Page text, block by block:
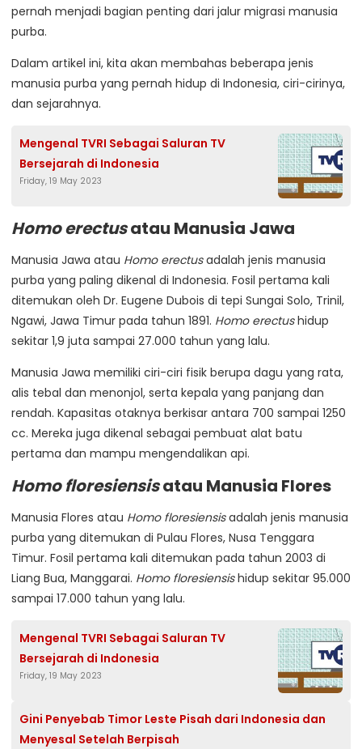
pernah menjadi bagian penting dari jalur migrasi manusia
purba.
Dalam artikel ini, kita akan membahas beberapa jenis
manusia purba yang pernah hidup di Indonesia, ciri-cirinya,
dan sejarahnya.
Mengenal TVRI Sebagai Saluran TV
Bersejarah di Indonesia
Friday, 19 May 2023
Homo erectusatau Manusia Jawa
Manusia Jawa atau Homo erectusadalah jenis manusia
purba yang paling dikenal di Indonesia. Fosil pertama kali
ditemukan oleh Dr. Eugene Dubois di tepi Sungai Solo, Trinil,
Ngawi, Jawa Timur pada tahun 1891. Homo erectushidup
sekitar 1,9 juta sampai 27.000 tahun yang lalu.
Manusia Jawa memiliki ciri-ciri fisik berupa dagu yang rata,
alis tebal dan menonjol, serta kepala yang panjang dan
rendah. Kapasitas otaknya berkisar antara 700 sampai 1250
cc. Mereka juga dikenal sebagai pembuat alat batu
pertama dan mampu mengendalikan api.
Homo floresiensisatau Manusia Flores
Manusia Flores atau Homo floresiensisadalah jenis manusia
purba yang ditemukan di Pulau Flores, Nusa Tenggara
Timur. Fosil pertama kali ditemukan pada tahun 2003 di
Liang Bua, Manggarai. Homo floresiensishidup sekitar 95.000
sampai 17.000 tahun yang lalu.
Mengenal TVRI Sebagai Saluran TV
Bersejarah di Indonesia
Friday, 19 May 2023
Gini Penyebab Timor Leste Pisah dari Indonesia dan
Menyesal Setelah Berpisah